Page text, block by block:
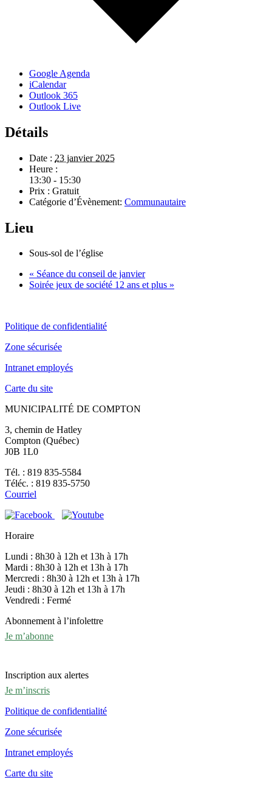
Google Agenda
iCalendar
Outlook 365
Outlook Live
Détails
Date : 23 janvier 2025
Heure :
13:30 - 15:30
Prix : Gratuit
Catégorie d’Évènement: Communautaire
Lieu
Sous-sol de l’église
« Séance du conseil de janvier
Soirée jeux de société 12 ans et plus »
Politique de confidentialité
Zone sécurisée
Intranet employés
Carte du site
MUNICIPALITÉ DE COMPTON
3, chemin de Hatley
Compton (Québec)
J0B 1L0
Tél. : 819 835-5584
Téléc. : 819 835-5750
Courriel
Horaire
Lundi : 8h30 à 12h et 13h à 17h
Mardi : 8h30 à 12h et 13h à 17h
Mercredi : 8h30 à 12h et 13h à 17h
Jeudi : 8h30 à 12h et 13h à 17h
Vendredi : Fermé
Abonnement à l’infolettre
Je m’abonne
Inscription aux alertes
Je m’inscris
Politique de confidentialité
Zone sécurisée
Intranet employés
Carte du site